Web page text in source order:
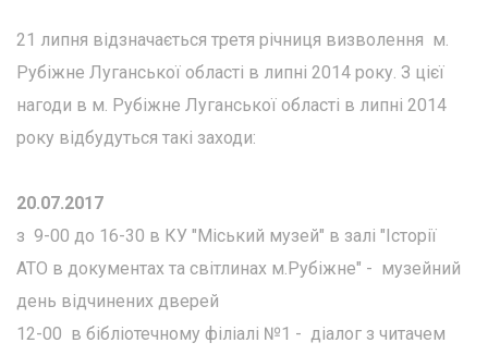
21 липня відзначається третя річниця визволення м.
Рубіжне Луганської області в липні 2014 року. З цієї
нагоди в м. Рубіжне Луганської області в липні 2014
року відбудуться такі заходи:
20.07.2017
з 9-00 до 16-30 в КУ "Міський музей" в залі "Історії
АТО в документах та світлинах м.Рубіжне" - музейний
день відчинених дверей
12-00 в бібліотечному філіалі №1 - діалог з читачем